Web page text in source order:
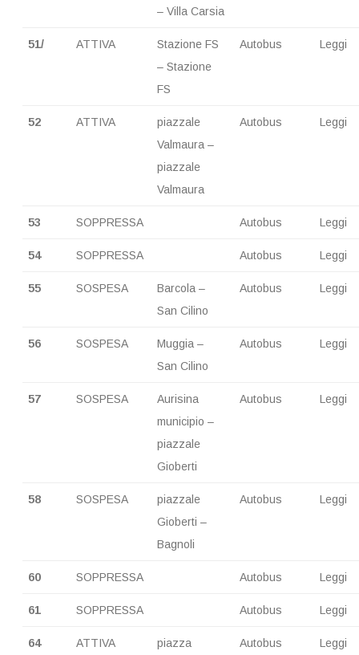
– Villa Carsia
51/ ATTIVA
Stazione FS
– Stazione
FS
Autobus Leggi
52 ATTIVA
piazzale
Valmaura –
piazzale
Valmaura
Autobus Leggi
53 SOPPRESSA Autobus Leggi
54 SOPPRESSA Autobus Leggi
55 SOSPESA
Barcola –
San Cilino
Autobus Leggi
56 SOSPESA
Muggia –
San Cilino
Autobus Leggi
57 SOSPESA
Aurisina
municipio –
piazzale
Gioberti
Autobus Leggi
58 SOSPESA
piazzale
Gioberti –
Bagnoli
Autobus Leggi
60 SOPPRESSA Autobus Leggi
61 SOPPRESSA Autobus Leggi
64 ATTIVA
piazza
Autobus Leggi